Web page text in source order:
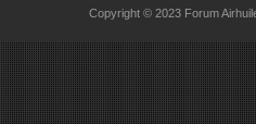
Copyright © 2023 Forum